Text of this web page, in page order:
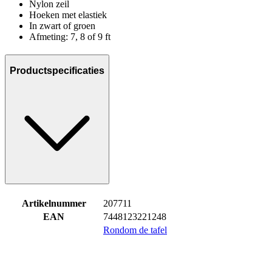
Nylon zeil
Hoeken met elastiek
In zwart of groen
Afmeting: 7, 8 of 9 ft
Productspecificaties
Artikelnummer
207711
EAN
7448123221248
Rondom de tafel